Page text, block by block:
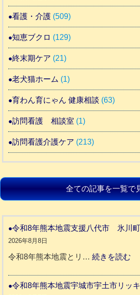
看護・介護 (509)
知恵ブクロ (129)
終末期ケア (21)
老犬猫ホーム (1)
育わん育にゃん 健康相談 (63)
訪問看護 相談室 (1)
訪問看護介護ケア (213)
全ての記事を一覧で
令和8年熊本地震支援八代市 氷川
2026年8月8日
令和8年熊本地震とリ…続きを読む
和
令和8年熊本地震宇城市宇土市リッ